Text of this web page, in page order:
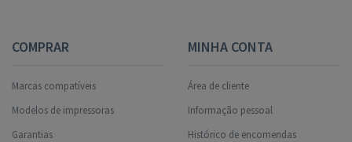
COMPRAR
Marcas compatíveis
Modelos de impressoras
Garantias
MINHA CONTA
Área de cliente
Informação pessoal
Histórico de encomendas